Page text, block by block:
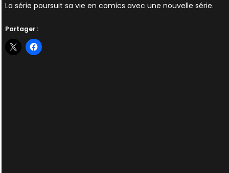
La série poursuit sa vie en comics avec une nouvelle série.
Partager :